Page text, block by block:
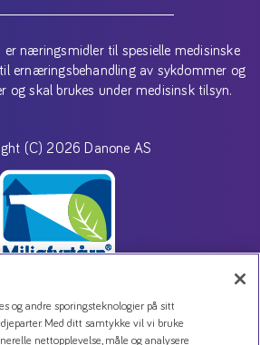
er næringsmidler til spesielle medisinske
ernæringsbehandling av sykdommer og
og skal brukes under medisinsk tilsyn.
(C) 2026 Danone AS
Kontakt oss
og andre sporingsteknologier på sitt
Med ditt samtykke vil vi bruke
nettopplevelse, måle og analysere